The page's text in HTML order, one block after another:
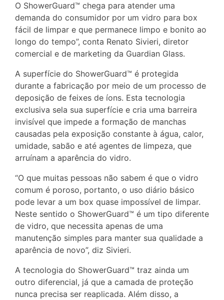
O ShowerGuard™ chega para atender uma
demanda do consumidor por um vidro para box
fácil de limpar e que permanece limpo e bonito ao
longo do tempo”, conta Renato Sivieri, diretor
comercial e de marketing da Guardian Glass.
A superfície do ShowerGuard™ é protegida
durante a fabricação por meio de um processo de
deposição de feixes de íons. Esta tecnologia
exclusiva sela sua superfície e cria uma barreira
invisível que impede a formação de manchas
causadas pela exposição constante à água, calor,
umidade, sabão e até agentes de limpeza, que
arruínam a aparência do vidro.
“O que muitas pessoas não sabem é que o vidro
comum é poroso, portanto, o uso diário básico
pode levar a um box quase impossível de limpar.
Neste sentido o ShowerGuard™ é um tipo diferente
de vidro, que necessita apenas de uma
manutenção simples para manter sua qualidade a
aparência de novo”, diz Sivieri.
A tecnologia do ShowerGuard™ traz ainda um
outro diferencial, já que a camada de proteção
nunca precisa ser reaplicada. Além disso, a